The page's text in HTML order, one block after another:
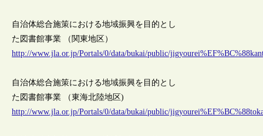
自治体総合施策における地域振興を目的とし
た図書館事業 （関東地区）
http://www.jla.or.jp/Portals/0/data/bukai/public/
自治体総合施策における地域振興を目的とし
た図書館事業 （東海北陸地区)
http://www.jla.or.jp/Portals/0/data/bukai/public/